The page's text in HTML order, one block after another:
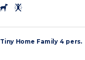
Tiny Home Family 4 pers.